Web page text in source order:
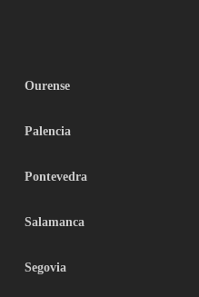
Ourense
Palencia
Pontevedra
Salamanca
Segovia